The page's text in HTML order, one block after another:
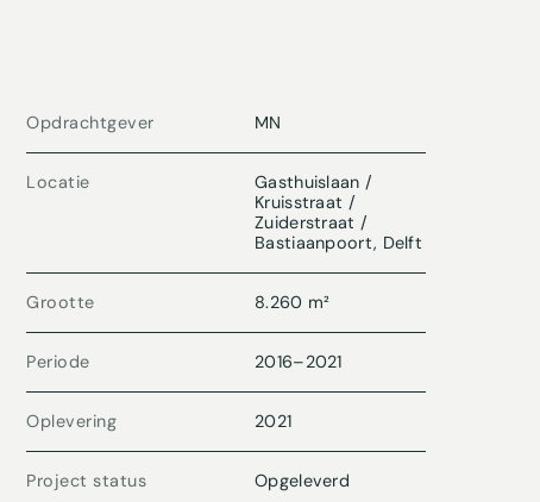
Opdrachtgever MN
Locatie
Gasthuislaan /
Kruisstraat /
Zuiderstraat /
Bastiaanpoort, Delft
Grootte 8.260 m²
Periode 2016–2021
Oplevering 2021
Project status Opgeleverd